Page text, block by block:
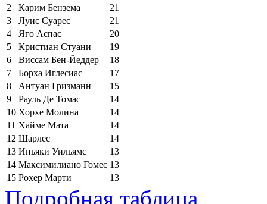
2
Карим Бензема
21
3
Луис Суарес
21
4
Яго Аспас
20
5
Кристиан Стуани
19
6
Виссам Бен-Йеддер
18
7
Борха Иглесиас
17
8
Антуан Гризманн
15
9
Рауль Де Томас
14
10 Хорхе Молина
14
11 Хайме Мата
14
12 Шарлес
14
13 Иньяки Уильямс
13
14 Максимилиано Гомес 13
15 Рохер Марти 13
Подробная таблица